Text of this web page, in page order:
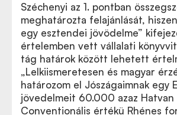
Széchenyi az 1. pontban
meghatározta felajánlását,
egy esztendei jövödelme”
értelemben vett vállalati
tág határok között lehetett
„Lelkiismeretesen és magyar
határozom el Jószágaimnak egy
jövedelmeit 60.000 azaz Hatvan
Conventionális értékü Rhénes